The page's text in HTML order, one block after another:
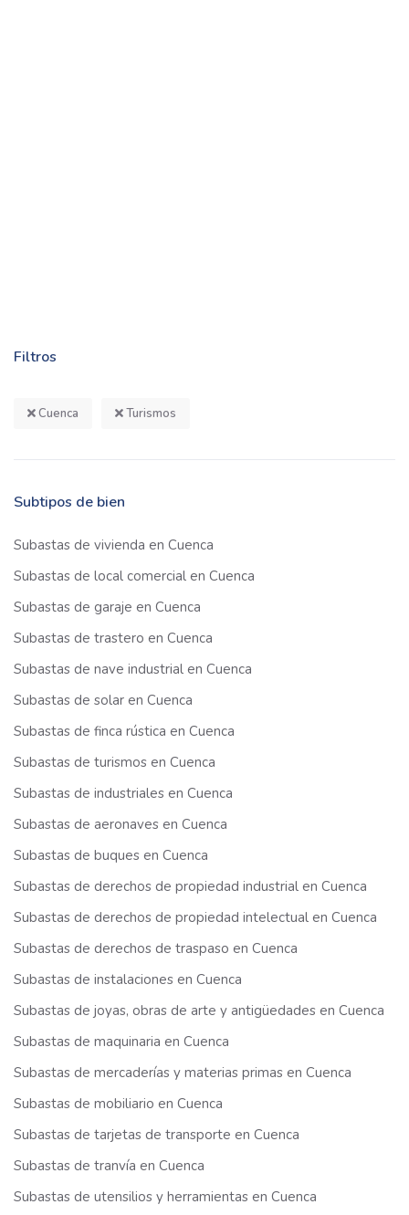
Filtros
Cuenca Turismos
Subtipos de bien
Subastas de vivienda en Cuenca
Subastas de local comercial en Cuenca
Subastas de garaje en Cuenca
Subastas de trastero en Cuenca
Subastas de nave industrial en Cuenca
Subastas de solar en Cuenca
Subastas de finca rústica en Cuenca
Subastas de turismos en Cuenca
Subastas de industriales en Cuenca
Subastas de aeronaves en Cuenca
Subastas de buques en Cuenca
Subastas de derechos de propiedad industrial en Cuenca
Subastas de derechos de propiedad intelectual en Cuenca
Subastas de derechos de traspaso en Cuenca
Subastas de instalaciones en Cuenca
Subastas de joyas, obras de arte y antigüedades en Cuenca
Subastas de maquinaria en Cuenca
Subastas de mercaderías y materias primas en Cuenca
Subastas de mobiliario en Cuenca
Subastas de tarjetas de transporte en Cuenca
Subastas de tranvía en Cuenca
Subastas de utensilios y herramientas en Cuenca